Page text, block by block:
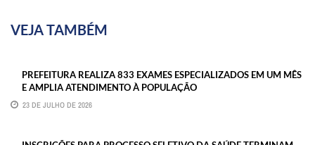
VEJA TAMBÉM
PREFEITURA REALIZA 833 EXAMES ESPECIALIZADOS EM UM MÊS
E AMPLIA ATENDIMENTO À POPULAÇÃO
23 DE JULHO DE 2026